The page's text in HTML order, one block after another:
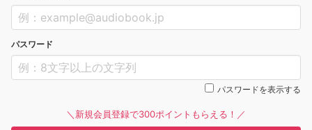
パスワード
パスワードを表示する
＼新規会員登録で300ポイントもらえる！／